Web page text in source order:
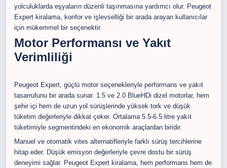
yolculuklarda eşyaların düzenli taşınmasına yardımcı olur. Peugeot
Expert kiralama, konfor ve işlevselliği bir arada arayan kullanıcılar
için mükemmel bir seçenektir.
Motor Performansı ve Yakıt
Verimliliği
Peugeot Expert, güçlü motor seçenekleriyle performans ve yakıt
tasarrufunu bir arada sunar. 1.5 ve 2.0 BlueHDi dizel motorlar, hem
şehir içi hem de uzun yol sürüşlerinde yüksek tork ve düşük
tüketim değerleriyle dikkat çeker. Ortalama 5.5-6.5 litre yakıt
tüketimiyle segmentindeki en ekonomik araçlardan biridir.
Manuel ve otomatik vites alternatifleriyle farklı sürüş tercihlerine
hitap eder. Düşük emisyon değerleriyle çevre dostu bir sürüş
deneyimi sağlar. Peugeot Expert kiralama, hem performans hem de